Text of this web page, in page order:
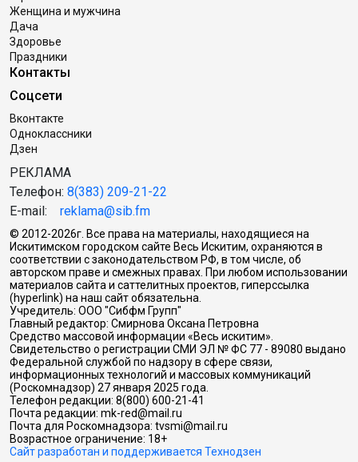
Женщина и мужчина
Дача
Здоровье
Праздники
Контакты
Соцсети
Вконтакте
Одноклассники
Дзен
РЕКЛАМА
Телефон: 8(383) 209-21-22
E-mail: reklama@sib.fm
© 2012-2026г. Все права на материалы, находящиеся на
Искитимском городском сайте Весь Искитим, охраняются в
соответствии с законодательством РФ, в том числе, об
авторском праве и смежных правах. При любом использовании
материалов сайта и саттелитных проектов, гиперссылка
(hyperlink) на наш сайт обязательна.
Учредитель: ООО "Сибфм Групп"
Главный редактор: Смирнова Оксана Петровна
Средство массовой информации «Весь искитим».
Свидетельство о регистрации СМИ ЭЛ № ФС 77 - 89080 выдано
Федеральной службой по надзору в сфере связи,
информационных технологий и массовых коммуникаций
(Роскомнадзор) 27 января 2025 года.
Телефон редакции: 8(800) 600-21-41
Почта редакции: mk-red@mail.ru
Почта для Роскомнадзора: tvsmi@mail.ru
Возрастное ограничение: 18+
Сайт разработан и поддерживается Технодзен